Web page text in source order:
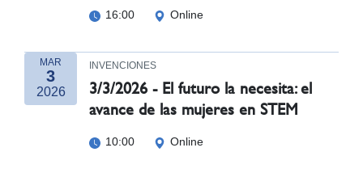
16:00 Online
MAR
3
2026
INVENCIONES
3/3/2026 - El futuro la necesita: el
avance de las mujeres en STEM
10:00 Online